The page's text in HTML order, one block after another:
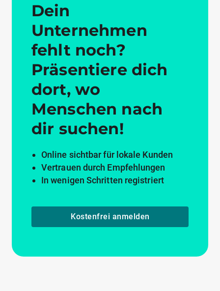
Dein
Unternehmen
fehlt noch?
Präsentiere dich
dort, wo
Menschen nach
dir suchen!
Online sichtbar für lokale Kunden
Vertrauen durch Empfehlungen
In wenigen Schritten registriert
Kostenfrei anmelden